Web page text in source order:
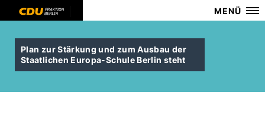
MENÜ
Plan zur Stärkung und zum Ausbau der
Staatlichen Europa-Schule Berlin steht